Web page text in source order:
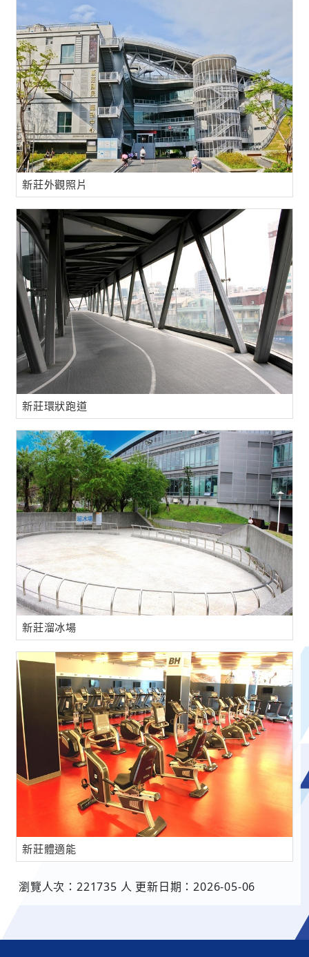
新莊外觀照片
新莊環狀跑道
新莊溜冰場
新莊體適能
瀏覽人次：221735 人 更新日期：2026-05-06